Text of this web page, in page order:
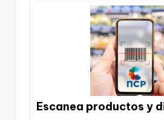
Escanea productos y